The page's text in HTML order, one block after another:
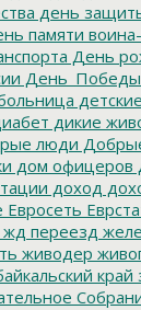
день
памяти
День
дикие
люди
дом офицеров
доход
Евросеть
жд переезд
живодер
край